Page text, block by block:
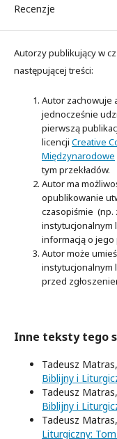
Recenzje
Autorzy publikujący w
następującej treści:
Autor zachowuje
jednocześnie
pierwszą
licencji Creative
Międzynarodowe
tym przekładów.
Autor ma
opublikowanie
czasopiśmie (np.
instytucjonalnym
informacją o jego
Autor może
instytucjonalnym
przed
Inne teksty tego
Tadeusz Matras,
Biblijny i
Tadeusz Matras,
Biblijny i
Tadeusz Matras,
Liturgiczny: